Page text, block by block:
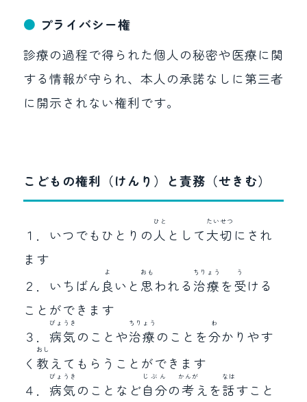
プライバシー権
診療の過程で得られた個人の秘密や医療に関
する情報が守られ、本人の承諾なしに第三者
に開示されない権利です。
こどもの権利（けんり）と責務（せきむ）
１．いつでもひとりの 人
ひと
として大切
たいせつ
にされ
ます
２．いちばん 良
よ
いと 思
おも
われる 治療
ちりょう
を受
う
ける
ことができます
３． 病気
びょうき
のことや治療
ちりょう
のことを分
わ
かりやす
く 教
おし
えてもらうことができます
４． 病気
びょうき
のことなど自分
じぶん
の考
かんが
えを話
なは
すこと